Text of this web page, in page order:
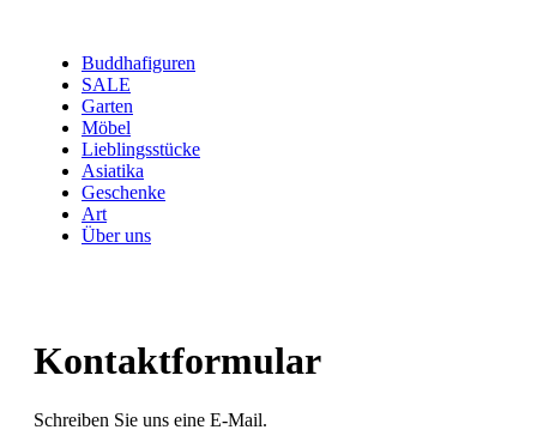
Buddhafiguren
SALE
Garten
Möbel
Lieblingsstücke
Asiatika
Geschenke
Art
Über uns
Kontaktformular
Schreiben Sie uns eine E-Mail.